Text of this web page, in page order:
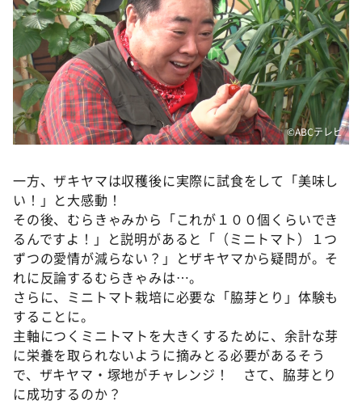
©️ABCテレビ
一方、ザキヤマは収穫後に実際に試食をして「美味し
い！」と大感動！
その後、むらきゃみから「これが１００個くらいでき
るんですよ！」と説明があると「（ミニトマト）１つ
ずつの愛情が減らない？」とザキヤマから疑問が。そ
れに反論するむらきゃみは…。
さらに、ミニトマト栽培に必要な「脇芽とり」体験も
することに。
主軸につくミニトマトを大きくするために、余計な芽
に栄養を取られないように摘みとる必要があるそう
で、ザキヤマ・塚地がチャレンジ！ さて、脇芽とり
に成功するのか？